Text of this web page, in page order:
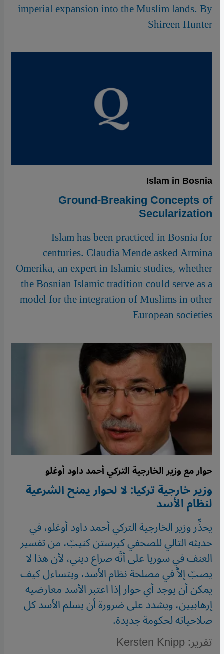
imperial expansion into the Muslim lands. By
Shireen Hunter
Islam in Bosnia
Ground-Breaking Concepts of
Secularization
Islam has been practiced in Bosnia for
centuries. Claudia Mende asked Armina
Omerika, an expert in Islamic studies, whether
the Bosnian Islamic tradition could serve as a
model for the integration of Muslims in other
European societies
حوار مع وزير الخارجية التركي أحمد داود أوغلو
وزير خارجية تركيا: لا لحوار يمنح الشرعية
لنظام الأسد
يحذِّر وزير الخارجية التركي أحمد داود أوغلو، في
حديثه التالي للصحفي كيرستن كنيبّ، من تفسير
العنف في سوريا على أنَّه صراع ديني، لأن هذا لا
يصبّ إلاَّ في مصلحة نظام الأسد، ويتساءل كيف
يمكن أن يوجد أي حوار إذا اعتبر الأسد معارضيه
إرهابيين، ويشدد على ضرورة أن يسلم الأسد كل
صلاحياته لحكومة جديدة.
تقرير: Kersten Knipp